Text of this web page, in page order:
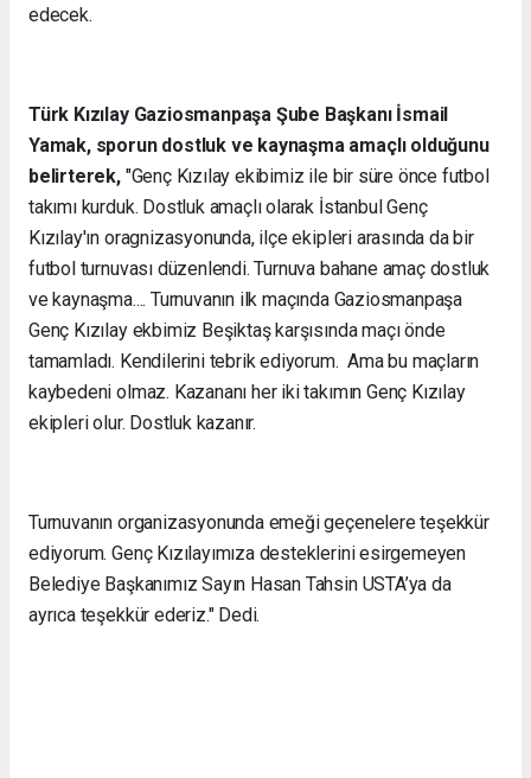
edecek.
Türk Kızılay Gaziosmanpaşa Şube Başkanı İsmail
Yamak, sporun dostluk ve kaynaşma amaçlı olduğunu
belirterek, "Genç Kızılay ekibimiz ile bir süre önce futbol
takımı kurduk. Dostluk amaçlı olarak İstanbul Genç
Kızılay'ın oragnizasyonunda, ilçe ekipleri arasında da bir
futbol turnuvası düzenlendi. Turnuva bahane amaç dostluk
ve kaynaşma.... Turnuvanın ilk maçında Gaziosmanpaşa
Genç Kızılay ekbimiz Beşiktaş karşısında maçı önde
tamamladı. Kendilerini tebrik ediyorum. Ama bu maçların
kaybedeni olmaz. Kazananı her iki takımın Genç Kızılay
ekipleri olur. Dostluk kazanır.
Turnuvanın organizasyonunda emeği geçenelere teşekkür
ediyorum.Genç Kızılayımıza desteklerini esirgemeyen
Belediye Başkanımız Sayın Hasan Tahsin USTA’ya da
ayrıca teşekkür ederiz." Dedi.